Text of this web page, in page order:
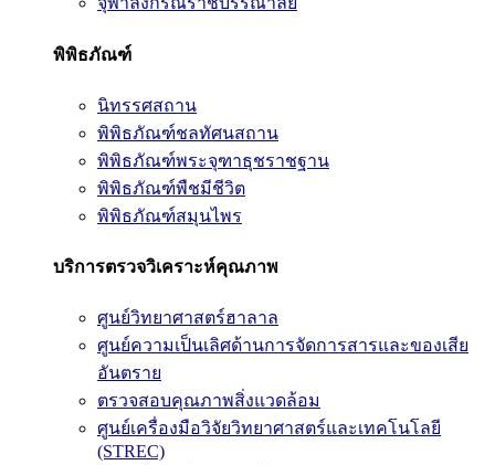
พิพิธภัณฑ์
นิทรรศสถาน
พิพิธภัณฑ์ชลทัศนสถาน
พิพิธภัณฑ์พระจุฑาธุชราชฐาน
พิพิธภัณฑ์พืชมีชีวิต
พิพิธภัณฑ์สมุนไพร
บริการตรวจวิเคราะห์คุณภาพ
ศูนย์วิทยาศาสตร์ฮาลาล
ศูนย์ความเป็นเลิศด้านการจัดการสารและของเสีย
อันตราย
ตรวจสอบคุณภาพสิ่งแวดล้อม
ศูนย์เครื่องมือวิจัยวิทยาศาสตร์และเทคโนโลยี
(STREC)